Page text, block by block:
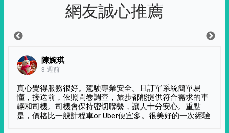
網友誠心推薦
陳婉琪
3 週前
真心覺得服務很好。駕駛專業安全。且訂單系統簡單易
懂，接送前，依照問卷調查，旅步都能提供符合需求的車
輛和司機。司機會保持密切聯繫，讓人十分安心。重點
是，價格比一般計程車or Uber便宜多。很美好的一次經驗